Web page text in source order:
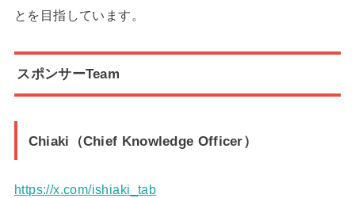
とを目指しています。
スポンサーTeam
Chiaki（Chief Knowledge Officer）
https://x.com/ishiaki_tab